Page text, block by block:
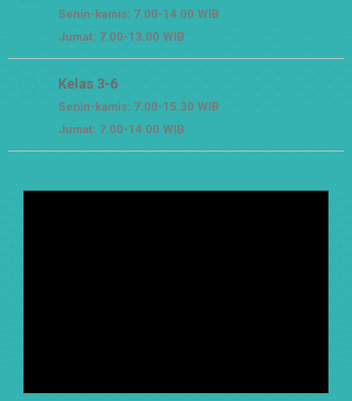
Senin-kamis: 7.00-14.00 WIB
Jumat: 7.00-13.00 WIB
Kelas 3-6
Senin-kamis: 7.00-15.30 WIB
Jumat: 7.00-14.00 WIB